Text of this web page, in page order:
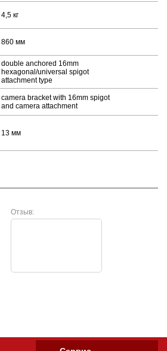
4,5 кг
860 мм
double anchored 16mm
hexagonal/universal spigot
attachment type
camera bracket with 16mm spigot
and camera attachment
13 мм
Отзыв: